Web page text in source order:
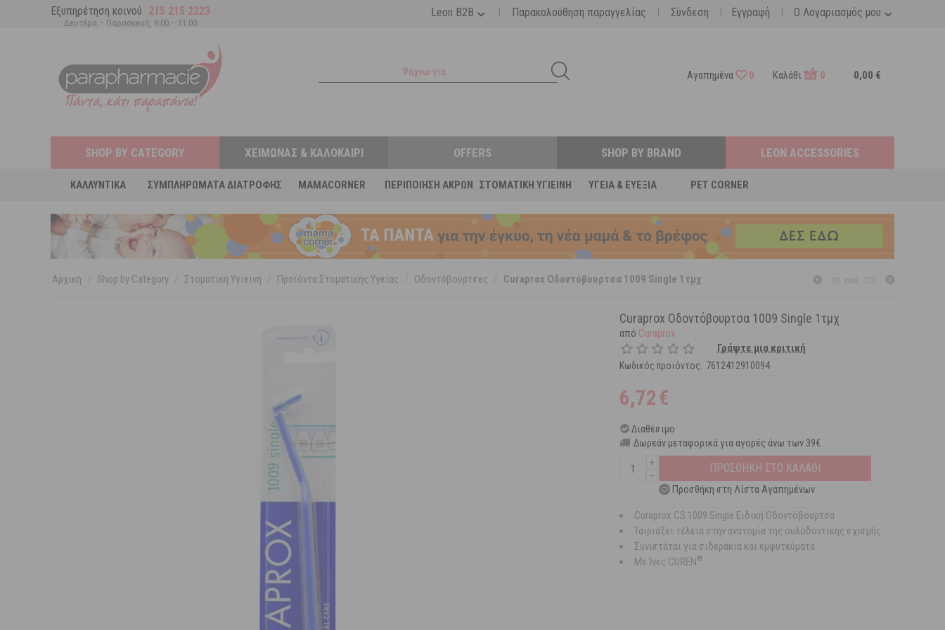
Εξυπηρέτηση κοινού 215 215 2223
Δευτέρα – Παρασκευή, 9:00 – 11:00
Ο Λογαριασμός μου
Leon B2B | Παρακολούθηση παραγγελίας | Σύνδεση | Εγγραφή |
Αγαπημένα 0 Καλάθι 0 0,00 €
SHOP BY CATEGORY
ΚΑΛΛΥΝΤΙΚΆ ΣΥΜΠΛΗΡΏΜΑΤΑ ΔΙΑΤΡΟΦΉΣ MAMACORNER ΠΕΡΙΠΟΊΗΣΗ ΆΚΡΩΝ ΣΤΟΜΑΤΙΚΉ ΥΓΙΕΙΝΉ ΥΓΕΊΑ & ΕΥΕΞΊΑ PET CORNER
ΧΕΙΜΏΝΑΣ & ΚΑΛΟΚΑΊΡΙ OFFERS SHOP BY BRAND LEON ACCESSORIES
Αρχική Shop by Category Στοματική Υγιεινή Προϊόντα Στοματικής Υγείας Οδοντόβουρτσες Curaprox Οδοντόβουρτσα 1009 Single 1τμχ
Curaprox Οδοντόβουρτσα 1009 Single 1τμχ
από Curaprox
Γράψτε μια κριτική
Κωδικός προϊόντος: 7612412910094
6,72€
Διαθέσιμο
Δωρεάν μεταφορικά για αγορές άνω των 39€
+
−
ΠΡΟΣΘΗΚΗ ΣΤΟ ΚΑΛΑΘΙ
Προσθήκη στη Λίστα Αγαπημένων
Curaprox CS 1009 Single Ειδική Οδοντόβουρτσα
Ταιριάζει τέλεια στην ανατομία της ουλοδοντικής σχισμής
Συνιστάται για σιδεράκια και εμφυτεύματα
Με Ίνες CUREN®